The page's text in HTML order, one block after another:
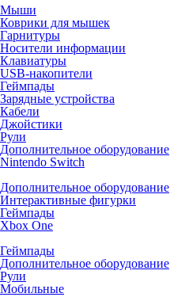
Мыши
Коврики для мышек
Гарнитуры
Носители информации
Клавиатуры
USB-накопители
Геймпады
Зарядные устройства
Кабели
Джойстики
Рули
Дополнительное оборудование
Nintendo Switch
Дополнительное оборудование
Интерактивные фигурки
Геймпады
Xbox One
Геймпады
Дополнительное оборудование
Рули
Мобильные